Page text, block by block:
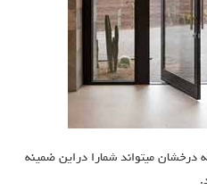
میتواند شمارا دراین ضمینه